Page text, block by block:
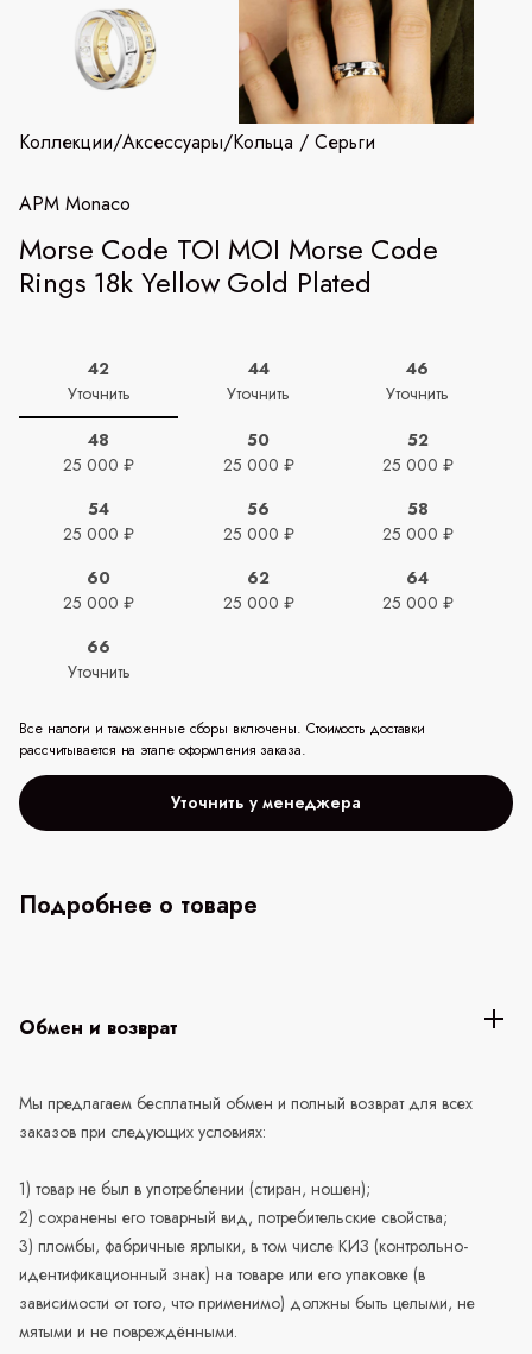
Коллекции/Аксессуары/Кольца / Серьги
APM Monaco
Morse Code TOI MOI Morse Code
Rings 18k Yellow Gold Plated
42
Уточнить
44
Уточнить
46
Уточнить
48
25 000 ₽
50
25 000 ₽
52
25 000 ₽
54
25 000 ₽
56
25 000 ₽
58
25 000 ₽
60
25 000 ₽
62
25 000 ₽
64
25 000 ₽
66
Уточнить
Все налоги и таможенные сборы включены. Стоимость доставки
рассчитывается на этапе оформления заказа.
Уточнить у менеджера
Подробнее о товаре
Обмен и возврат
Мы предлагаем бесплатный обмен и полный возврат для всех
заказов при следующих условиях:
1) товар не был в употреблении (стиран, ношен);
2) сохранены его товарный вид, потребительские свойства;
3) пломбы, фабричные ярлыки, в том числе КИЗ (контрольно-
идентификационный знак) на товаре или его упаковке (в
зависимости от того, что применимо) должны быть целыми, не
мятыми и не повреждёнными.